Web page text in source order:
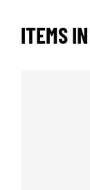
ITEMS